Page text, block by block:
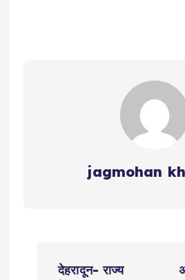
jagmohan
देहरादून- राज्य